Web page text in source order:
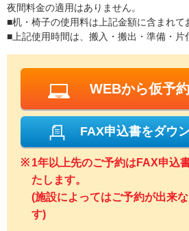
夜間料金の適用はありません。
■机・椅子の使用料は上記金額に含まれて
■上記使用時間は、搬入・搬出・準備・片
WEBから仮予
FAX申込書をダウ
1年以上先のご予約はFAX申込
たします。
(施設によってはご予約が出来
す)